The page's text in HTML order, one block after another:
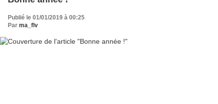
Publié le 01/01/2019 à 00:25
Par ma_flv